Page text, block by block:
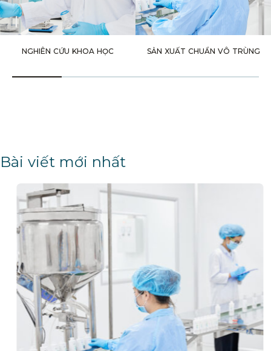
NGHIÊN CỨU KHOA HỌC SẢN XUẤT CHUẨN VÔ TRÙNG
Bài viết mới nhất